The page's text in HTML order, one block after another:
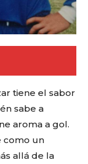
tiene el sabor
sabe a
aroma a gol.
como un
allá de la